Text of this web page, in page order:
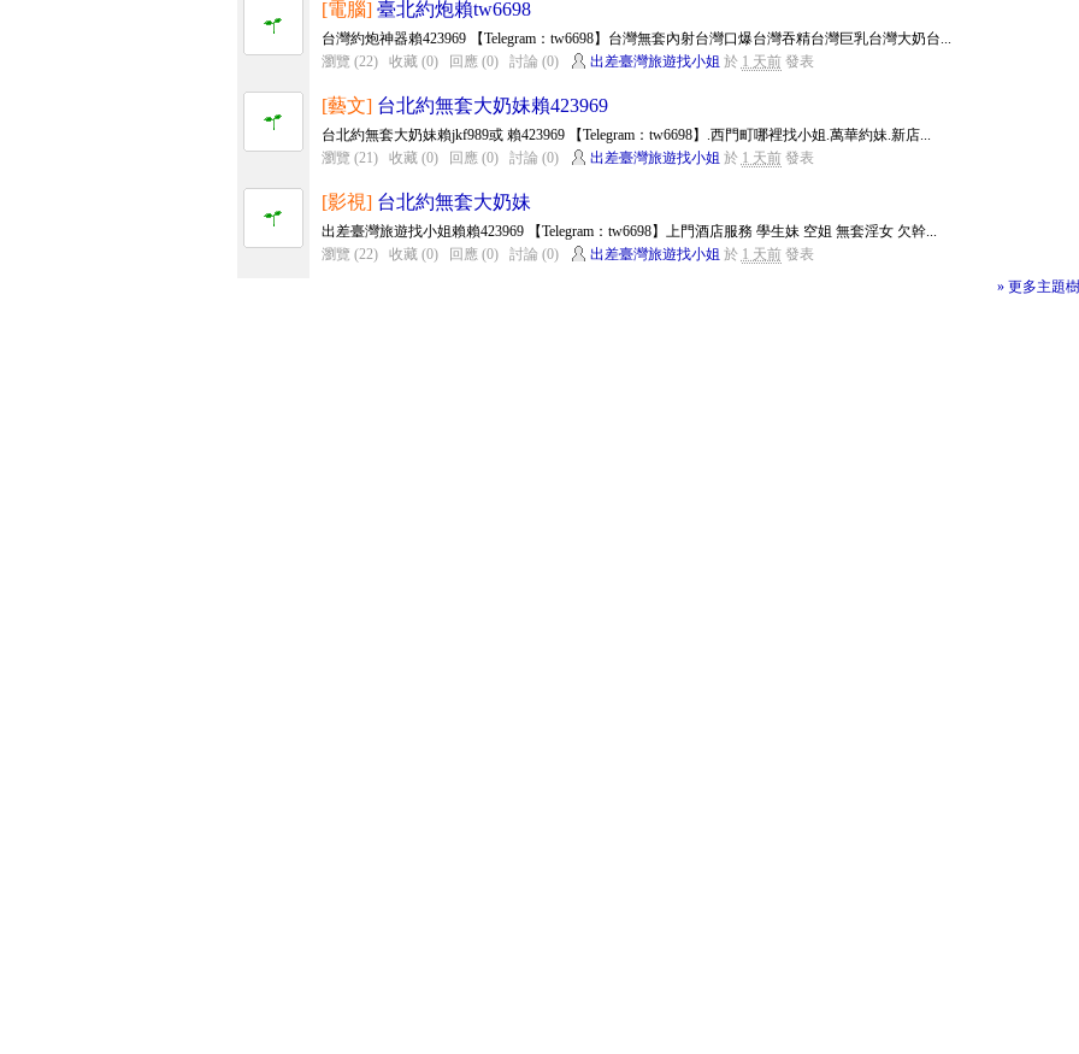
[電腦] 臺北約炮賴tw6698
台灣約炮神器賴423969 【Telegram：tw6698】台灣無套內射台灣口爆台灣吞精台灣巨乳台灣大奶台...
瀏覽 (22)
收藏 (0) 回應 (0) 討論 (0) 出差臺灣旅遊找小姐 於 1 天前發表
[藝文] 台北約無套大奶妹賴423969
台北約無套大奶妹賴jkf989或 賴423969 【Telegram：tw6698】.西門町哪裡找小姐.萬華約妹.新店...
瀏覽 (21)
收藏 (0) 回應 (0) 討論 (0) 出差臺灣旅遊找小姐 於 1 天前發表
[影視] 台北約無套大奶妹
出差臺灣旅遊找小姐賴賴423969 【Telegram：tw6698】上門酒店服務 學生妹 空姐 無套淫女 欠幹...
瀏覽 (22)
收藏 (0) 回應 (0) 討論 (0) 出差臺灣旅遊找小姐 於 1 天前發表
» 更多主題樹